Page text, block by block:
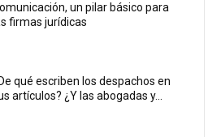
un pilar básico para
firmas jurídicas
qué escriben los despachos en
artículos? ¿Y las abogadas y...